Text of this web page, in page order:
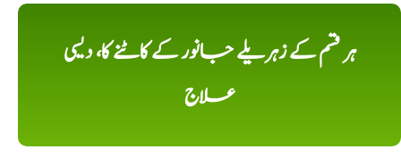
ہر قسم کے زہریلے جانور کے کاٹنے کا، دیسی
علاج